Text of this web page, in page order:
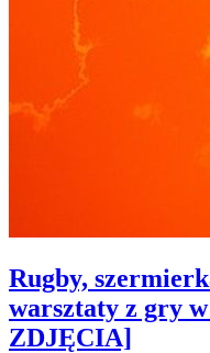
Rugby,
warsztaty z gry
ZDJĘCIA]